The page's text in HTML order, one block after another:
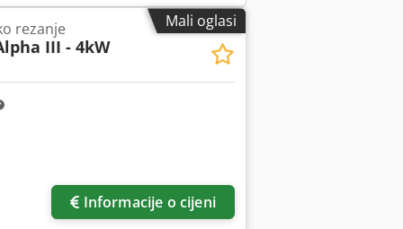
dokumentacija i pribor - Model
Mali oglasi
rezanje
III - 4kW
Informacije o cijeni